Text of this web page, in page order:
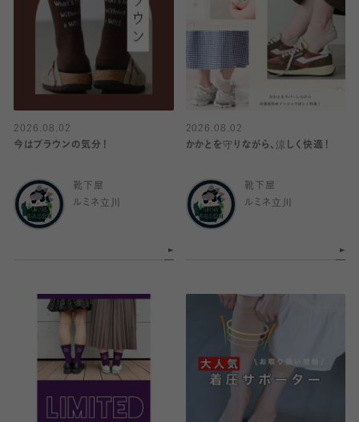
2026.08.02
今はブラウンの気分！
靴下屋
ルミネ立川
2026.08.02
かかとを守りながら、涼しく快適！
靴下屋
ルミネ立川